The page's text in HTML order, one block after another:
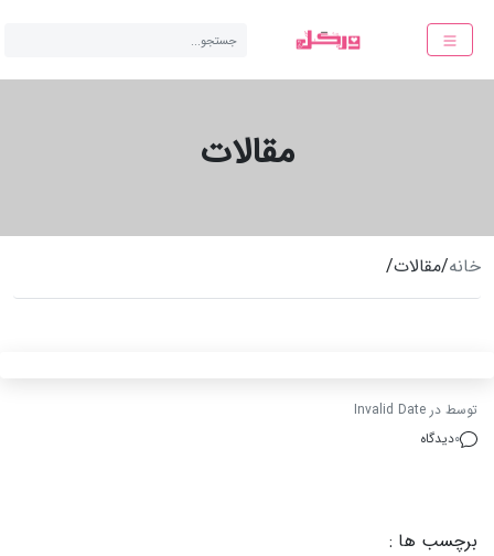
جستجو...
مقالات
خانه/مقالات/
توسط در Invalid Date
0دیدگاه
برچسب ها :